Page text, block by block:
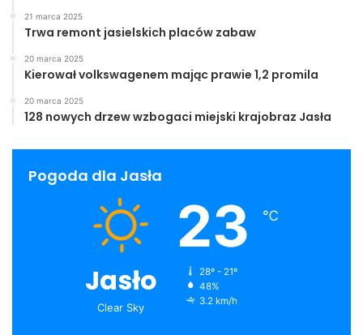
21 marca 2025
Trwa remont jasielskich placów zabaw
20 marca 2025
Kierował volkswagenem mając prawie 1,2 promila
20 marca 2025
128 nowych drzew wzbogaci miejski krajobraz Jasła
Pogoda dla Jasła
Jasło
Clear Sky
23 ℃
28º - 21º
48%
3.2 km/h